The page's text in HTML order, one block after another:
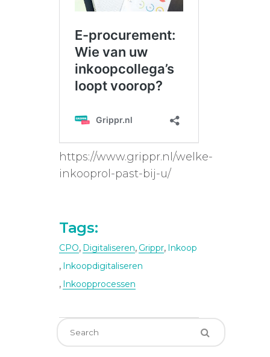
https://www.grippr.nl/welke-
inkooprol-past-bij-u/
Tags:
CPO, Digitaliseren, Grippr, Inkoop
, Inkoopdigitaliseren
, Inkoopprocessen